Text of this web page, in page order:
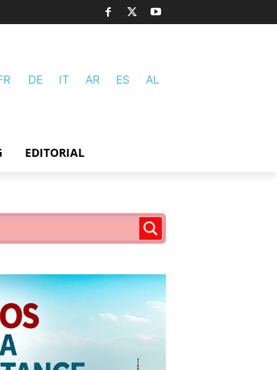
DE IT AR ES AL
EDITORIAL